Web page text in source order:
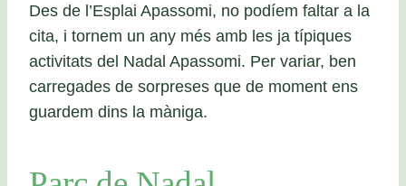
Des de l’Esplai Apassomi, no podíem faltar a la
cita, i tornem un any més amb les ja típiques
activitats del Nadal Apassomi. Per variar, ben
carregades de sorpreses que de moment ens
guardem dins la màniga.